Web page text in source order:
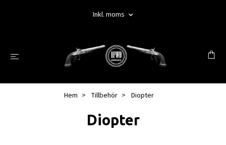
Inkl. moms
Hem Tillbehör Diopter
Diopter